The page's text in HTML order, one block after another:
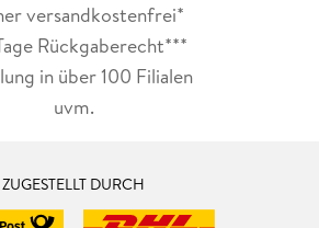
versandkostenfrei*
Rückgaberecht***
in über 100 Filialen
uvm.
ZUGESTELLT DURCH